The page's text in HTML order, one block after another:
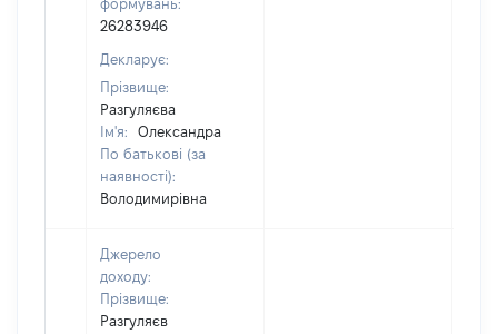
формувань:
26283946
Декларує:
Прізвище:
Разгуляєва
Ім'я:
Олександра
По батькові (за
наявності):
Володимирівна
Джерело
доходу:
Прізвище:
Разгуляєв